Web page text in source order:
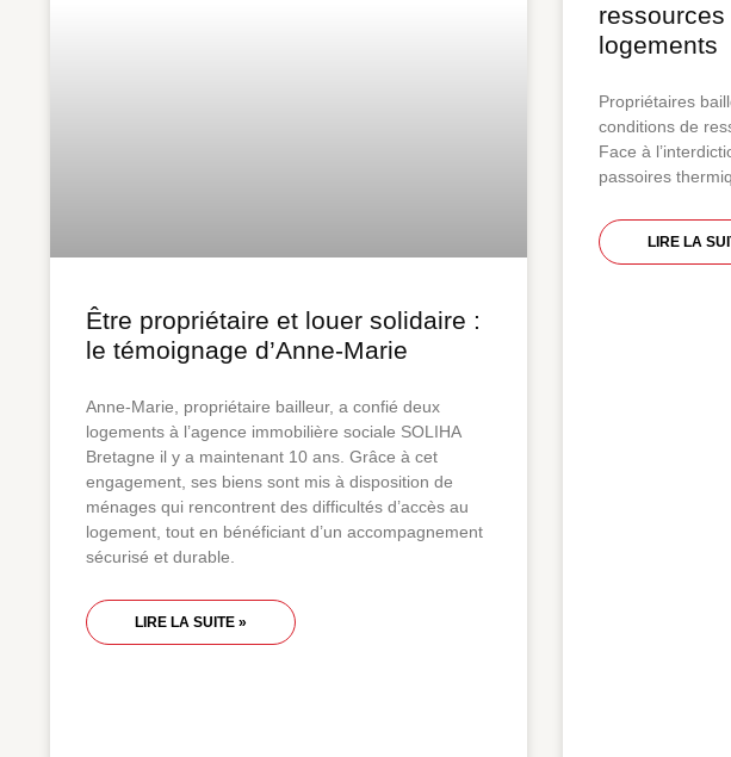
Être propriétaire et louer solidaire :
le témoignage d’Anne-Marie
Anne-Marie, propriétaire bailleur, a confié deux
logements à l’agence immobilière sociale SOLIHA
Bretagne il y a maintenant 10 ans. Grâce à cet
engagement, ses biens sont mis à disposition de
ménages qui rencontrent des difficultés d’accès au
logement, tout en bénéficiant d’un accompagnement
sécurisé et durable.
LIRE LA SUITE »
logements
Propriétaires
conditions de
Face à
passoires
LIRE LA